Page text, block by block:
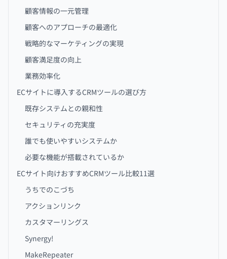
顧客情報の一元管理
顧客へのアプローチの最適化
戦略的なマーケティングの実現
顧客満足度の向上
業務効率化
ECサイトに導入するCRMツールの選び方
既存システムとの親和性
セキュリティの充実度
誰でも使いやすいシステムか
必要な機能が搭載されているか
ECサイト向けおすすめCRMツール比較11選
うちでのこづち
アクションリンク
カスタマーリングス
Synergy!
MakeRepeater